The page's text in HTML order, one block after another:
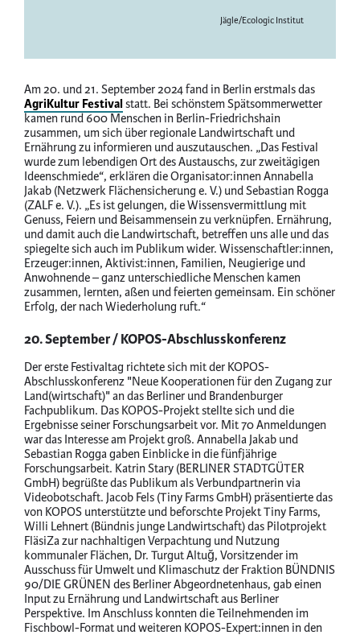
information
Jägle/Ecologic Institut
Am 20. und 21. September 2024 fand in Berlin erstmals das
AgriKultur Festivalstatt. Bei schönstem Spätsommerwetter
kamen rund 600 Menschen in Berlin-Friedrichshain
zusammen, um sich über regionale Landwirtschaft und
Ernährung zu informieren und auszutauschen. „Das Festival
wurde zum lebendigen Ort des Austauschs, zur zweitägigen
Ideenschmiede“, erklären die Organisator:innen Annabella
Jakab (Netzwerk Flächensicherung e. V.) und Sebastian Rogga
(ZALF e. V.). „Es ist gelungen, die Wissensvermittlung mit
Genuss, Feiern und Beisammensein zu verknüpfen. Ernährung,
und damit auch die Landwirtschaft, betreffen uns alle und das
spiegelte sich auch im Publikum wider. Wissenschaftler:innen,
Erzeuger:innen, Aktivist:innen, Familien, Neugierige und
Anwohnende – ganz unterschiedliche Menschen kamen
zusammen, lernten, aßen und feierten gemeinsam. Ein schöner
Erfolg, der nach Wiederholung ruft.“
20. September / KOPOS-Abschlusskonferenz
Der erste Festivaltag richtete sich mit der KOPOS-
Abschlusskonferenz "Neue Kooperationen für den Zugang zur
Land(wirtschaft)" an das Berliner und Brandenburger
Fachpublikum. Das KOPOS-Projekt stellte sich und die
Ergebnisse seiner Forschungsarbeit vor. Mit 70 Anmeldungen
war das Interesse am Projekt groß. Annabella Jakab und
Sebastian Rogga gaben Einblicke in die fünfjährige
Forschungsarbeit. Katrin Stary (BERLINER STADTGÜTER
GmbH) begrüßte das Publikum als Verbundpartnerin via
Videobotschaft. Jacob Fels (Tiny Farms GmbH) präsentierte das
von KOPOS unterstützte und beforschte Projekt Tiny Farms,
Willi Lehnert (Bündnis junge Landwirtschaft) das Pilotprojekt
FläsiZa zur nachhaltigen Verpachtung und Nutzung
kommunaler Flächen, Dr. Turgut Altuğ, Vorsitzender im
Ausschuss für Umwelt und Klimaschutz der Fraktion BÜNDNIS
90/DIE GRÜNEN des Berliner Abgeordnetenhaus, gab einen
Input zu Ernährung und Landwirtschaft aus Berliner
Perspektive. Im Anschluss konnten die Teilnehmenden im
Fischbowl-Format und weiteren KOPOS-Expert:innen in den